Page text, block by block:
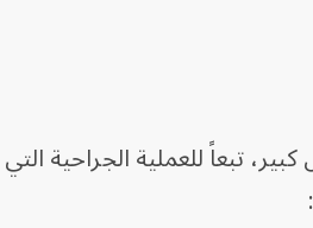
تبعاً للعملية الجراحية